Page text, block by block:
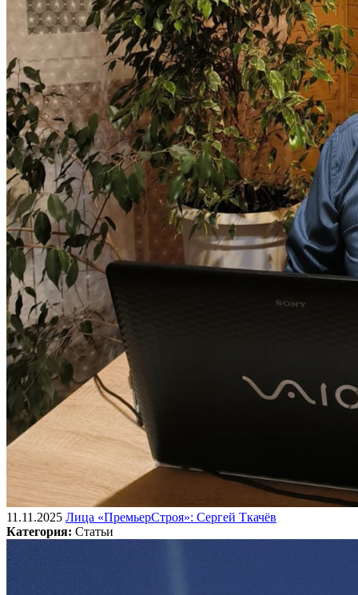
11.11.2025 Лица «ПремьерСтроя»: Сергей Ткачёв
Категория: Статьи